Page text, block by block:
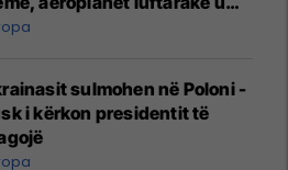
në ajër për të
sulmohen në Poloni -
i kërkon presidentit të